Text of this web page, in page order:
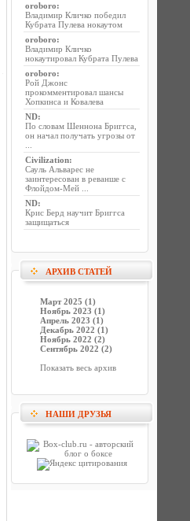
oroboro:
Владимир Кличко победил
Кубрата Пулева нокаутом
oroboro:
Владимир Кличко
нокаутировал Кубрата Пулева
oroboro:
Рой Джонс
прокомментировал шансы
Хопкинса и Ковалева
ND:
По словам Шеннона Бриггса,
он начал получать угрозы от
Civilization:
Сауль Альварес не
заинтересован в реванше с
Флойдом-Мей ...
ND:
Крис Берд научит Бриггса
защищаться
АРХИВ СТАТЕЙ
Март 2025 (1)
Ноябрь 2023 (1)
Апрель 2023 (1)
Декабрь 2022 (1)
Ноябрь 2022 (2)
Сентябрь 2022 (2)
Показать весь архив
НАШИ ДРУЗЬЯ